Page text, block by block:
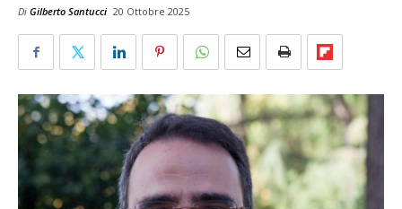
Di Gilberto Santucci 20 Ottobre 2025